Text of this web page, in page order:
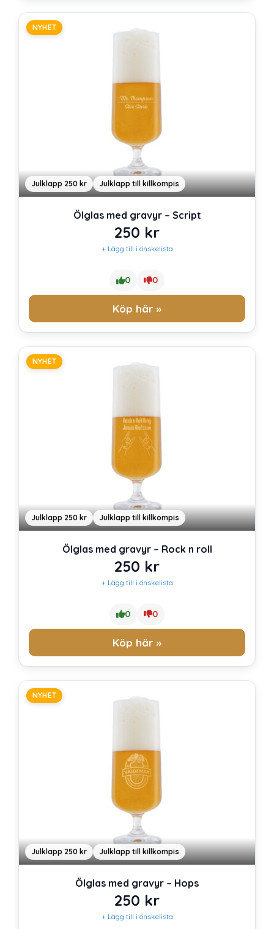
NYHET
Julklapp 250 kr Julklapp till killkompis
Ölglas med gravyr – Script
250 kr
+ Lägg till i önskelista
0 0
Köp här »
NYHET
Julklapp 250 kr Julklapp till killkompis
Ölglas med gravyr – Rock n roll
250 kr
+ Lägg till i önskelista
0 0
Köp här »
NYHET
Julklapp 250 kr Julklapp till killkompis
Ölglas med gravyr – Hops
250 kr
+ Lägg till i önskelista